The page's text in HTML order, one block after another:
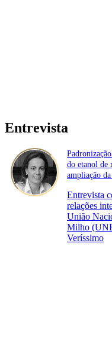
Entrevista
do etanol de
ampliação
Entrevista
relações
União
Milho
Veríssimo